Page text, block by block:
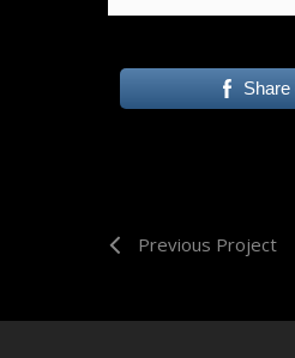
Share
Previous Project